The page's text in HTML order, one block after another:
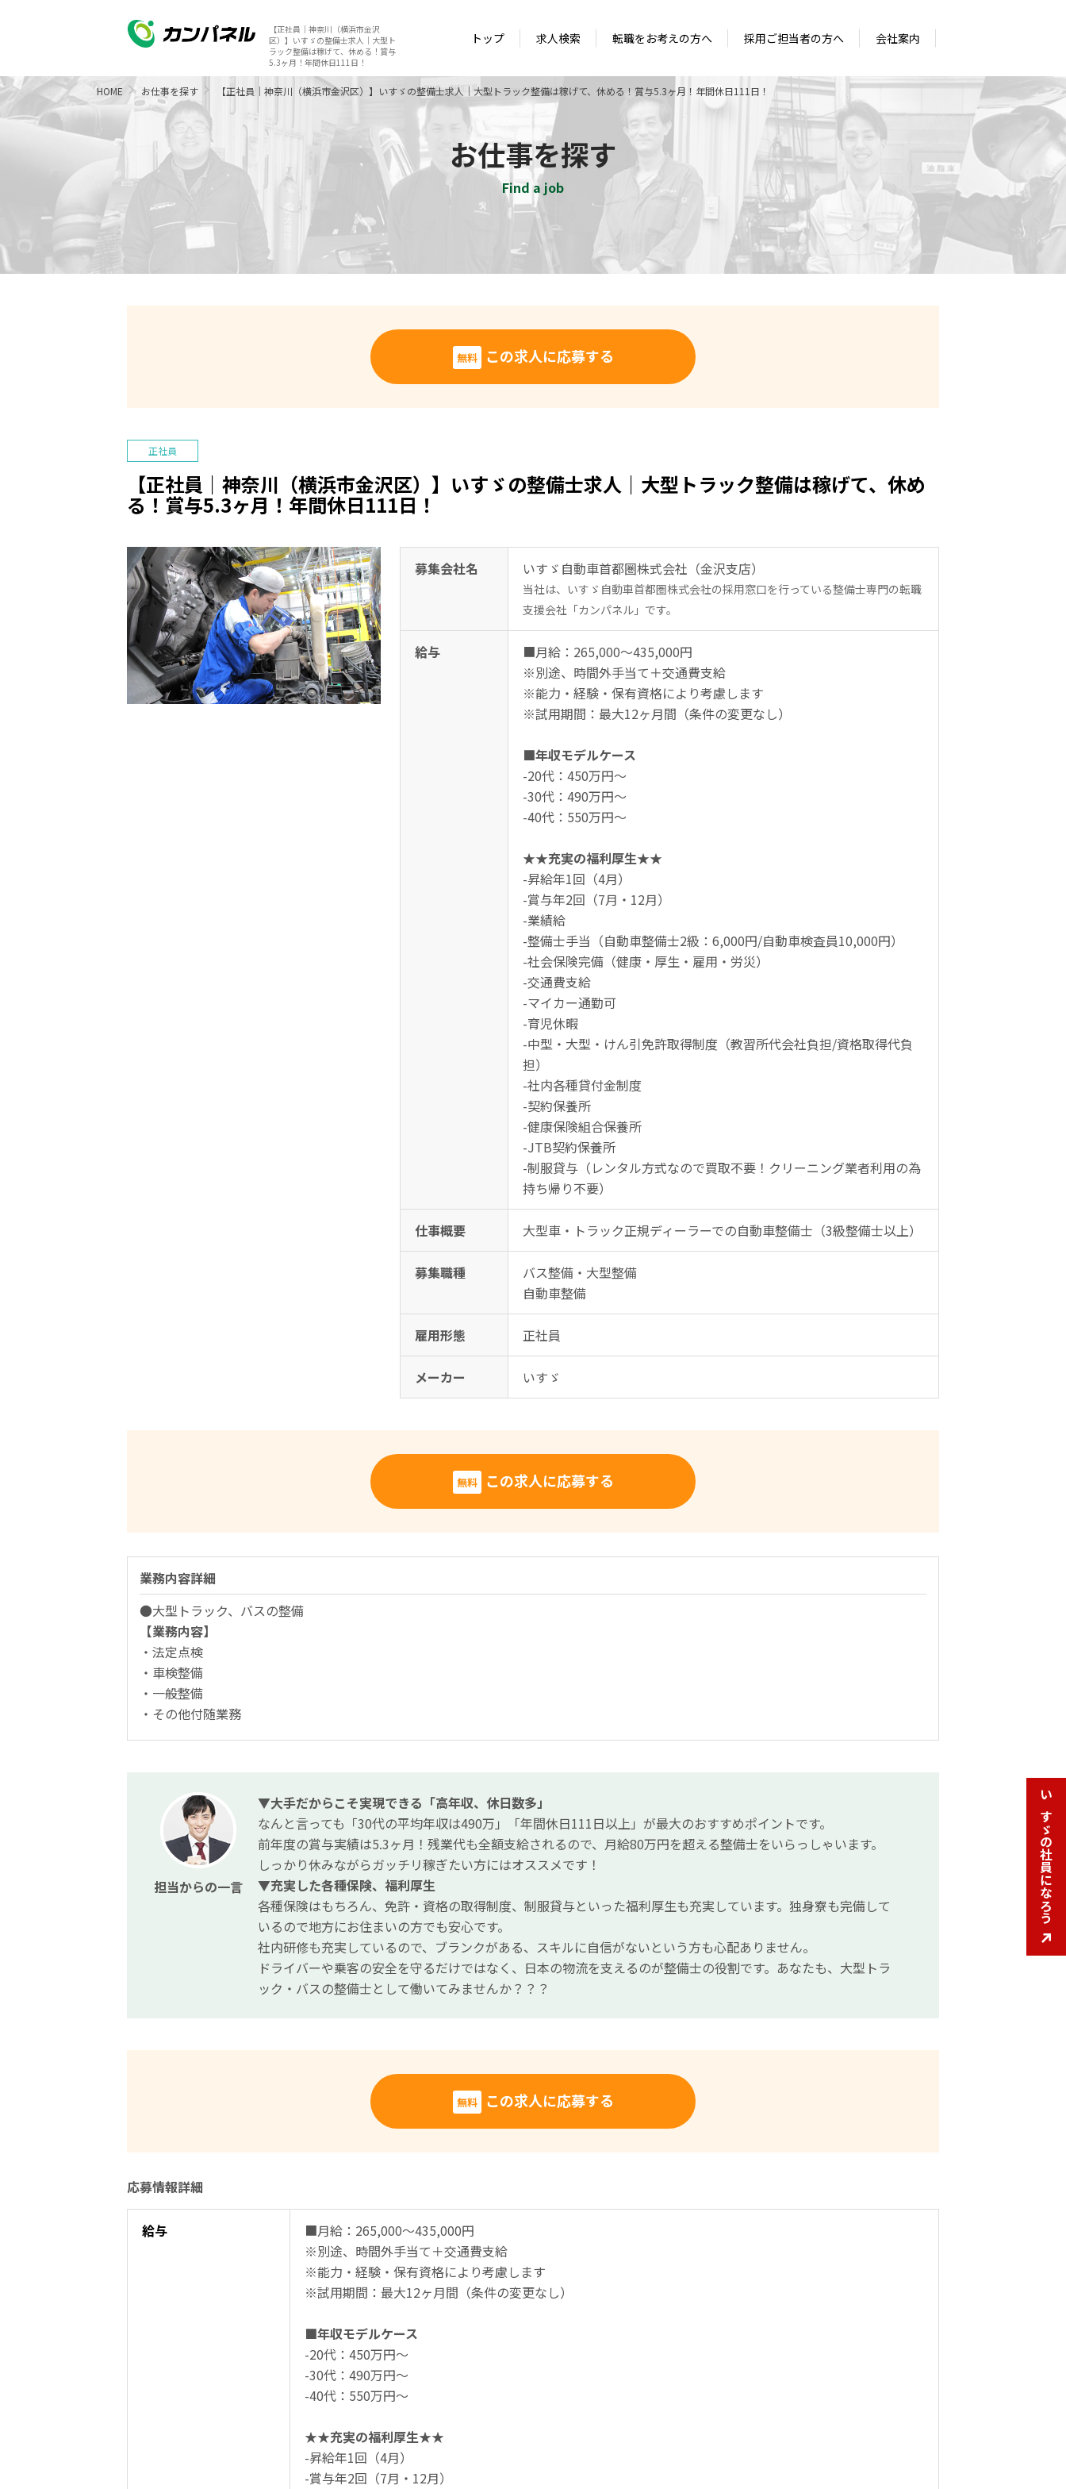
【正社員｜神奈川（横浜市金沢
区）】いすゞの整備士求人｜大型ト
ラック整備は稼げて、休める！賞与
5.3ヶ月！年間休日111日！
トップ 求人検索 転職をお考えの方へ 採用ご担当者の方へ 会社案内
いすゞの社員になろう
いすゞの社員になろう
HOME お仕事を探す 【正社員｜神奈川（横浜市金沢区）】いすゞの整備士求人｜大型トラック整備は稼げて、休める！賞与5.3ヶ月！年間休日111日！
お仕事を探す
Find a job
無料 この求人に応募する
正社員
【正社員｜神奈川（横浜市金沢区）】いすゞの整備士求人｜大型トラック整備は稼げて、休め
る！賞与5.3ヶ月！年間休日111日！
募集会社名 いすゞ自動車首都圏株式会社（金沢支店）
当社は、いすゞ自動車首都圏株式会社の採用窓口を行っている整備士専門の転職
支援会社「カンパネル」です。
給与
■月給：265,000〜435,000円
※別途、時間外手当て＋交通費支給
※能力・経験・保有資格により考慮します
※試用期間：最大12ヶ月間（条件の変更なし）
■年収モデルケース
-20代：450万円～
-30代：490万円～
-40代：550万円～
★★充実の福利厚生★★
-昇給年1回（4月）
-賞与年2回（7月・12月）
-業績給
-整備士手当（自動車整備士2級：6,000円/自動車検査員10,000円）
-社会保険完備（健康・厚生・雇用・労災）
-交通費支給
-マイカー通勤可
-育児休暇
-中型・大型・けん引免許取得制度（教習所代会社負担/資格取得代負
担）
-社内各種貸付金制度
-契約保養所
-健康保険組合保養所
-JTB契約保養所
-制服貸与（レンタル方式なので買取不要！クリーニング業者利用の為
持ち帰り不要）
仕事概要 大型車・トラック正規ディーラーでの自動車整備士（3級整備士以上）
募集職種
バス整備・大型整備
自動車整備
雇用形態 正社員
メーカー いすゞ
無料 この求人に応募する
業務内容詳細
●大型トラック、バスの整備
【業務内容】
・法定点検
・車検整備
・一般整備
・その他付随業務
担当からの一言
▼大手だからこそ実現できる「高年収、休日数多」
なんと言っても「30代の平均年収は490万」「年間休日111日以上」が最大のおすすめポイントです。
前年度の賞与実績は5.3ヶ月！残業代も全額支給されるので、月給80万円を超える整備士をいらっしゃいます。
しっかり休みながらガッチリ稼ぎたい方にはオススメです！
▼充実した各種保険、福利厚生
各種保険はもちろん、免許・資格の取得制度、制服貸与といった福利厚生も充実しています。独身寮も完備して
いるので地方にお住まいの方でも安心です。
社内研修も充実しているので、ブランクがある、スキルに自信がないという方も心配ありません。
ドライバーや乗客の安全を守るだけではなく、日本の物流を支えるのが整備士の役割です。あなたも、大型トラ
ック・バスの整備士として働いてみませんか？？？
無料 この求人に応募する
応募情報詳細
給与
■月給：265,000〜435,000円
※別途、時間外手当て＋交通費支給
※能力・経験・保有資格により考慮します
※試用期間：最大12ヶ月間（条件の変更なし）
■年収モデルケース
-20代：450万円～
-30代：490万円～
-40代：550万円～
★★充実の福利厚生★★
-昇給年1回（4月）
-賞与年2回（7月・12月）